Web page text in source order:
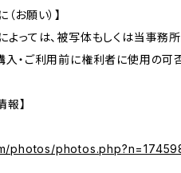
お願い）】
よっては、被写体もしくは当事
入・ご利用前に権利者に使用の可
】
photos/